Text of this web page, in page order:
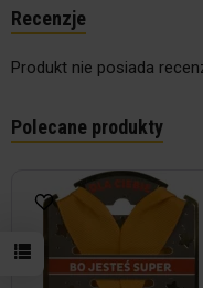
Recenzje
Produkt nie posiada
Polecane produkty